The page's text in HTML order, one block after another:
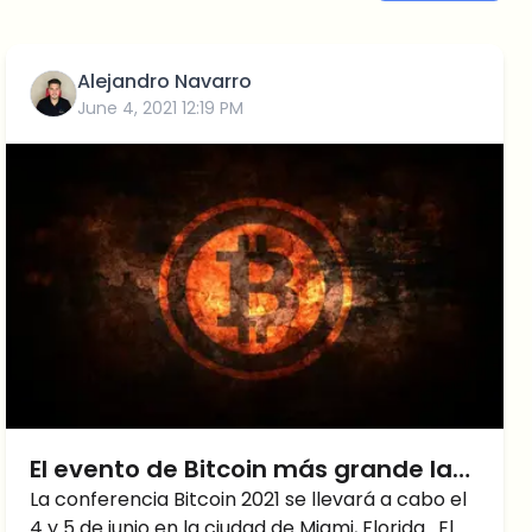
Alejandro Navarro
June 4, 2021 12:19 PM
El evento de Bitcoin más grande la
historia.
La conferencia Bitcoin 2021 se llevará a cabo el